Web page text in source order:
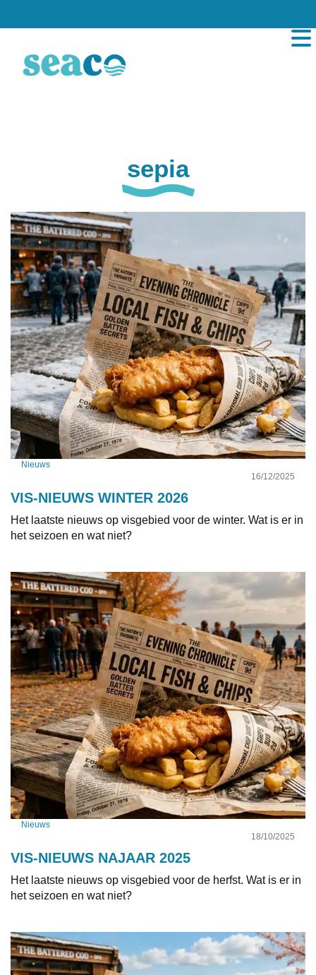
sepia
Nieuws
16/12/2025
VIS-NIEUWS WINTER 2026
Het laatste nieuws op visgebied voor de winter. Wat is er in
het seizoen en wat niet?
Nieuws
18/10/2025
VIS-NIEUWS NAJAAR 2025
Het laatste nieuws op visgebied voor de herfst. Wat is er in
het seizoen en wat niet?